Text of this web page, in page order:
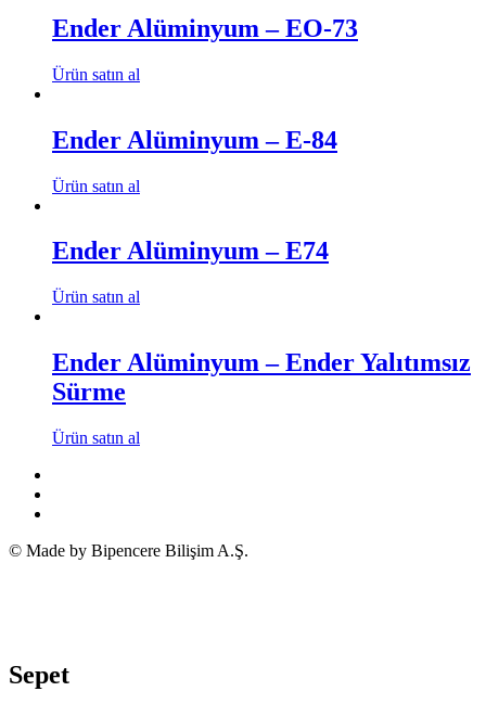
Ender Alüminyum – EO-73
Ürün satın al
Ender Alüminyum – E-84
Ürün satın al
Ender Alüminyum – E74
Ürün satın al
Ender Alüminyum – Ender Yalıtımsız
Sürme
Ürün satın al
© Made by Bipencere Bilişim A.Ş.
Sepet